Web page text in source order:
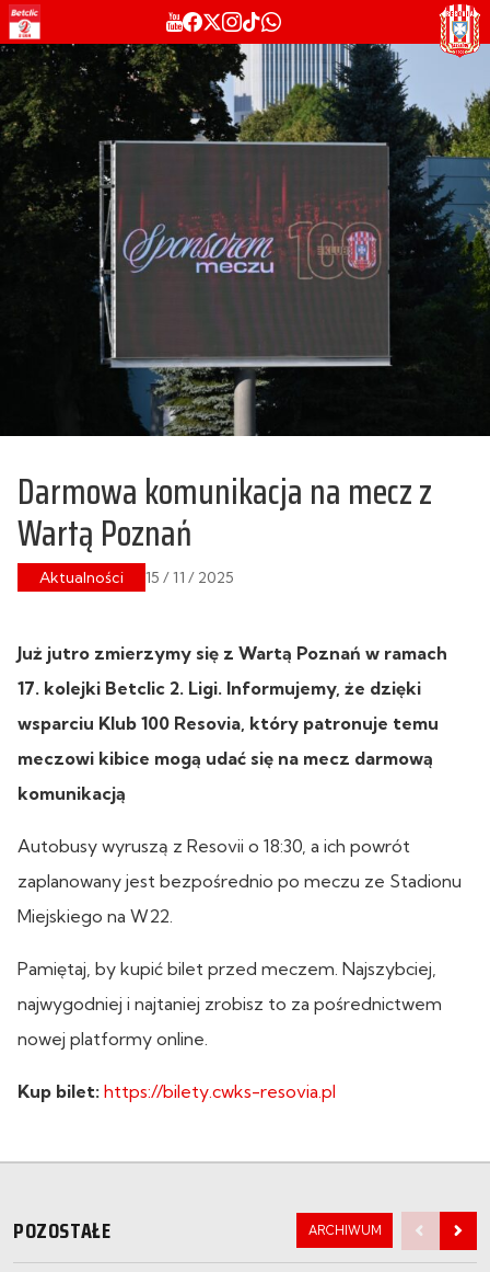
Darmowa komunikacja na mecz z
Wartą Poznań
Aktualności 15 / 11 / 2025
Już jutro zmierzymy się z Wartą Poznań w ramach
17. kolejki Betclic 2. Ligi. Informujemy, że dzięki
wsparciu Klub 100 Resovia, który patronuje temu
meczowi kibice mogą udać się na mecz darmową
komunikacją
Autobusy wyruszą z Resovii o 18:30, a ich powrót
zaplanowany jest bezpośrednio po meczu ze Stadionu
Miejskiego na W22.
Pamiętaj, by kupić bilet przed meczem. Najszybciej,
najwygodniej i najtaniej zrobisz to za pośrednictwem
nowej platformy online.
Kup bilet: https://bilety.cwks-resovia.pl
POZOSTAŁE ARCHIWUM